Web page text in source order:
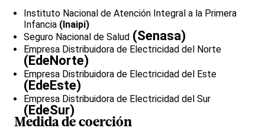
Instituto Nacional de Atención Integral a la Primera
Infancia (Inaipi)
Seguro Nacional de Salud (Senasa)
Empresa Distribuidora de Electricidad del Norte
(EdeNorte)
Empresa Distribuidora de Electricidad del Este
(EdeEste)
Empresa Distribuidora de Electricidad del Sur
(EdeSur)
Medida de coerción